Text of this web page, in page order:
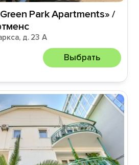
Park Apartments» /
д. 23 А
Выбрать